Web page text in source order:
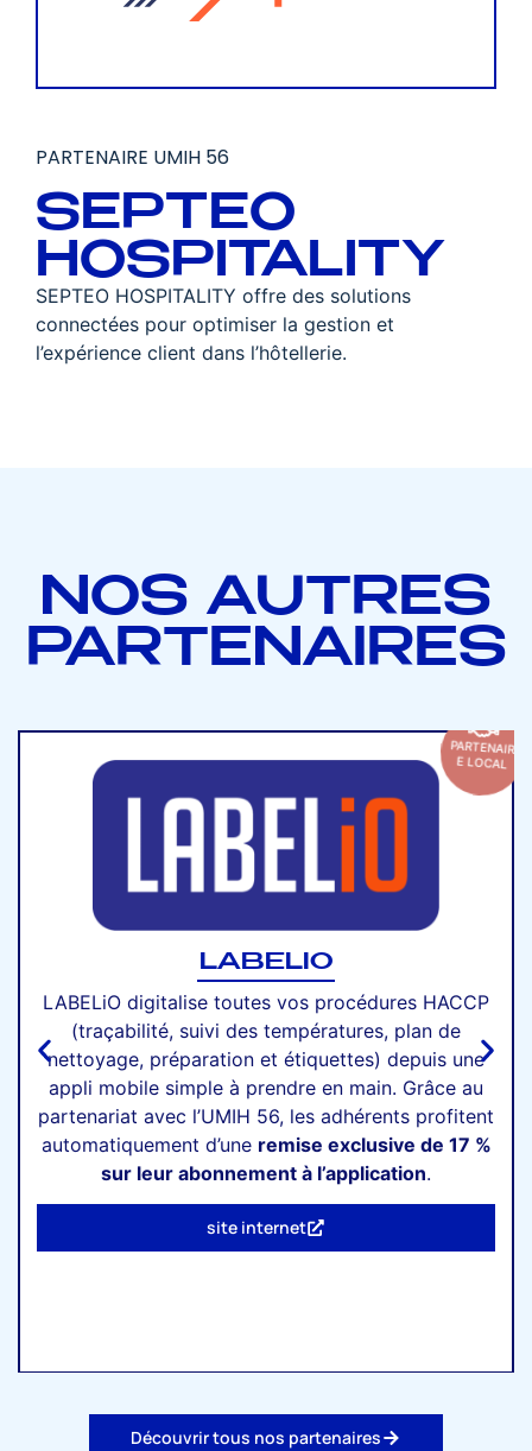
PARTENAIRE UMIH 56
SEPTEO
HOSPITALITY
SEPTEO HOSPITALITY offre des solutions
connectées pour optimiser la gestion et
l’expérience client dans l’hôtellerie.
NOS AUTRES
PARTENAIRES
PARTENAIR
E LOCAL
LABELIO
LABELiO digitalise toutes vos procédures HACCP
(traçabilité, suivi des températures, plan de
nettoyage, préparation et étiquettes) depuis une
appli mobile simple à prendre en main. Grâce au
partenariat avec l’UMIH 56, les adhérents profitent
automatiquement d’une remise exclusive de 17 %
sur leur abonnement à l’application.
site internet
Découvrir tous nos partenaires